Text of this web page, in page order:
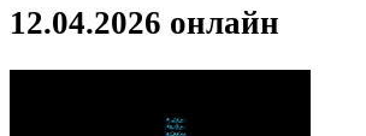
12.04.2026 онлайн